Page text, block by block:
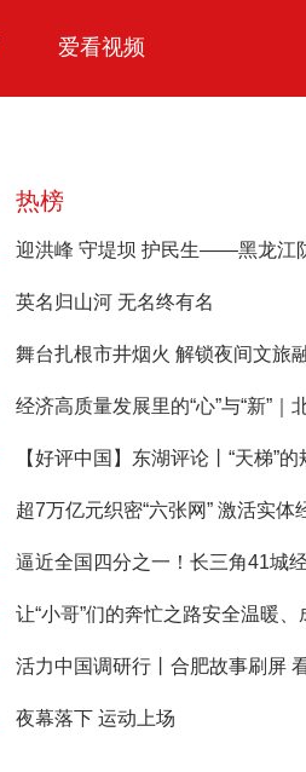
爱看视频
热榜
迎洪峰 守堤坝 护民生——黑龙江
英名归山河 无名终有名
舞台扎根市井烟火 解锁夜间文旅
经济高质量发展里的“心”与“新”｜
【好评中国】东湖评论丨“天梯”
超7万亿元织密“六张网” 激活实体
逼近全国四分之一！长三角41城
让“小哥”们的奔忙之路安全温暖
活力中国调研行丨合肥故事刷屏
夜幕落下 运动上场